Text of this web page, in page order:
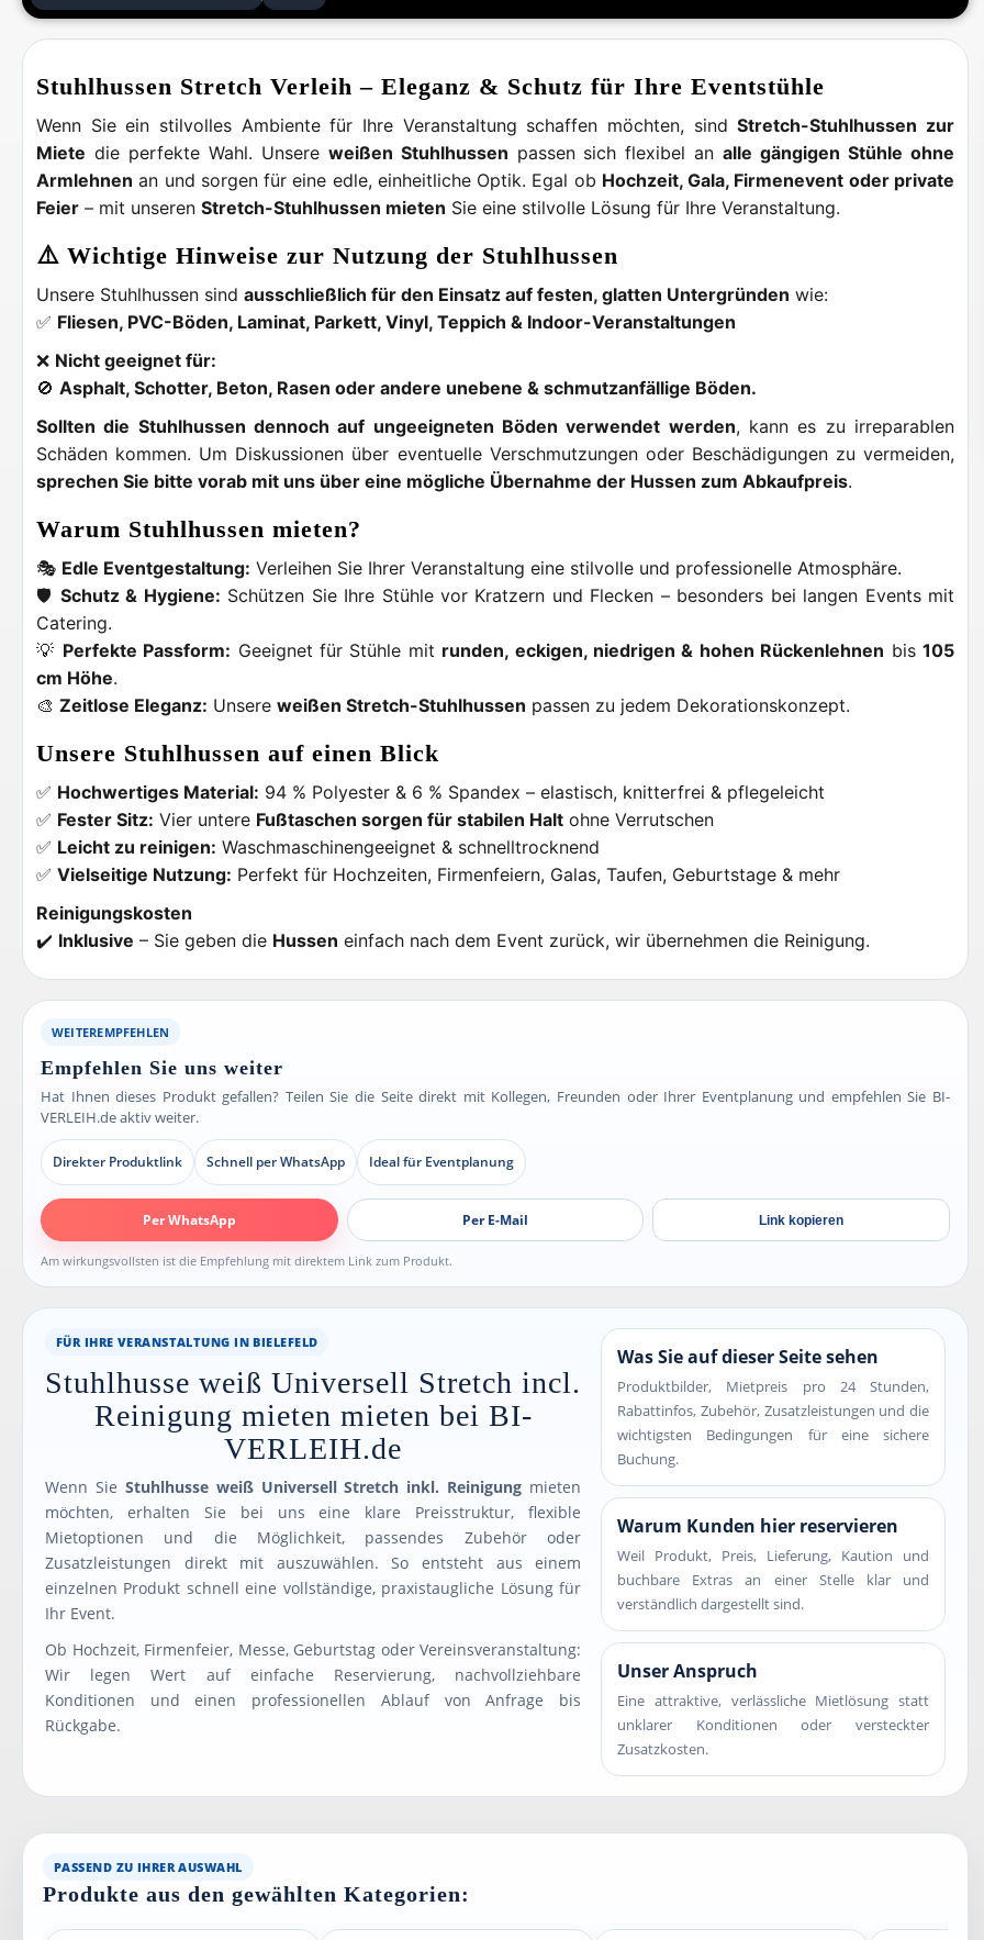
Stuhlhussen Stretch Verleih – Eleganz & Schutz für Ihre Eventstühle
Wenn Sie ein stilvolles Ambiente für Ihre Veranstaltung schaffen möchten, sindStretch-Stuhlhussen zur
Miete die perfekte Wahl. Unsere weißen Stuhlhussen passen sich flexibel analle gängigen Stühle ohne
Armlehnen an und sorgen für eine edle, einheitliche Optik. Egal ob Hochzeit, Gala, Firmenevent oder private
Feier – mit unseren Stretch-Stuhlhussen mieten Sie eine stilvolle Lösung für Ihre Veranstaltung.
⚠️ Wichtige Hinweise zur Nutzung der Stuhlhussen
Unsere Stuhlhussen sind ausschließlich für den Einsatz auf festen, glatten Untergründen wie:
✅ Fliesen, PVC-Böden, Laminat, Parkett, Vinyl, Teppich & Indoor-Veranstaltungen
❌ Nicht geeignet für:
🚫 Asphalt, Schotter, Beton, Rasen oder andere unebene & schmutzanfällige Böden.
Sollten die Stuhlhussen dennoch auf ungeeigneten Böden verwendet werden, kann es zu irreparablen
Schäden kommen. Um Diskussionen über eventuelle Verschmutzungen oder Beschädigungen zu vermeiden,
sprechen Sie bitte vorab mit uns über eine mögliche Übernahme der Hussen zum Abkaufpreis.
Warum Stuhlhussen mieten?
🎭 Edle Eventgestaltung: Verleihen Sie Ihrer Veranstaltung eine stilvolle und professionelle Atmosphäre.
🛡️ Schutz & Hygiene: Schützen Sie Ihre Stühle vor Kratzern und Flecken – besonders bei langen Events mit
Catering.
💡 Perfekte Passform: Geeignet für Stühle mit runden, eckigen, niedrigen & hohen Rückenlehnen bis105
cm Höhe.
🎨 Zeitlose Eleganz: Unsere weißen Stretch-Stuhlhussen passen zu jedem Dekorationskonzept.
Unsere Stuhlhussen auf einen Blick
✅ Hochwertiges Material: 94 % Polyester & 6 % Spandex – elastisch, knitterfrei & pflegeleicht
✅ Fester Sitz: Vier untere Fußtaschen sorgen für stabilen Halt ohne Verrutschen
✅ Leicht zu reinigen: Waschmaschinengeeignet & schnelltrocknend
✅ Vielseitige Nutzung: Perfekt für Hochzeiten, Firmenfeiern, Galas, Taufen, Geburtstage & mehr
Reinigungskosten
✔️ Inklusive – Sie geben die Hussen einfach nach dem Event zurück, wir übernehmen die Reinigung.
WEITEREMPFEHLEN
Empfehlen Sie uns weiter
Hat Ihnen dieses Produkt gefallen? Teilen Sie die Seite direkt mit Kollegen, Freunden oder Ihrer Eventplanung und empfehlen Sie BI-
VERLEIH.de aktiv weiter.
Direkter Produktlink Schnell per WhatsApp Ideal für Eventplanung
Per WhatsApp Per E-Mail Link kopieren
Am wirkungsvollsten ist die Empfehlung mit direktem Link zum Produkt.
FÜR IHRE VERANSTALTUNG IN BIELEFELD
Stuhlhusse weiß Universell Stretch incl.
Reinigung mieten mieten bei BI-
VERLEIH.de
Wenn Sie Stuhlhusse weiß Universell Stretch inkl. Reinigung mieten
möchten, erhalten Sie bei uns eine klare Preisstruktur, flexible
Mietoptionen und die Möglichkeit, passendes Zubehör oder
Zusatzleistungen direkt mit auszuwählen. So entsteht aus einem
einzelnen Produkt schnell eine vollständige, praxistaugliche Lösung für
Ihr Event.
Ob Hochzeit, Firmenfeier, Messe, Geburtstag oder Vereinsveranstaltung:
Wir legen Wert auf einfache Reservierung, nachvollziehbare
Konditionen und einen professionellen Ablauf von Anfrage bis
Rückgabe.
Was Sie auf dieser Seite sehen
Produktbilder, Mietpreis pro 24 Stunden,
Rabattinfos, Zubehör, Zusatzleistungen und die
wichtigsten Bedingungen für eine sichere
Buchung.
Warum Kunden hier reservieren
Weil Produkt, Preis, Lieferung, Kaution und
buchbare Extras an einer Stelle klar und
verständlich dargestellt sind.
Unser Anspruch
Eine attraktive, verlässliche Mietlösung statt
unklarer Konditionen oder versteckter
Zusatzkosten.
PASSEND ZU IHRER AUSWAHL
Produkte aus den gewählten Kategorien: